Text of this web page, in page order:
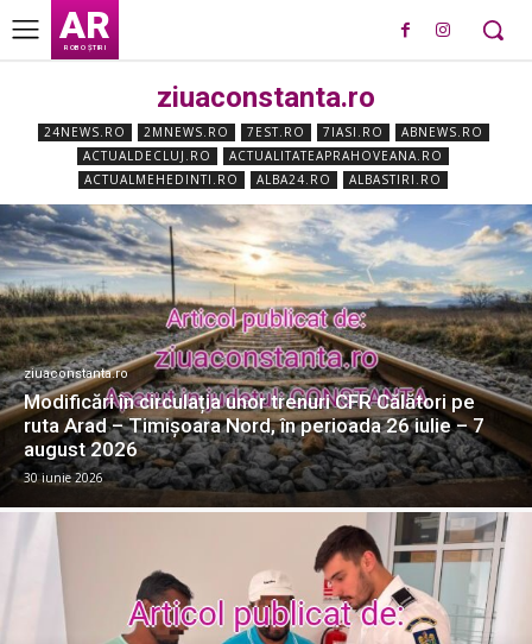
AR
ROBO ȘTIRI
ziuaconstanta.ro
24NEWS.RO 2MNEWS.RO 7EST.RO 7IASI.RO
ABNEWS.RO
ACTUALDECLUJ.RO
ACTUALITATEAPRAHOVEANA.RO
ACTUALMEHEDINTI.RO
ALBA24.RO ALBASTIRI.RO
ziuaconstanta.ro
Modificări în circulația unor trenuri CFR Călători pe
ruta Arad – Timișoara Nord, în perioada 26 iulie – 7
august 2026
30 iunie 2026